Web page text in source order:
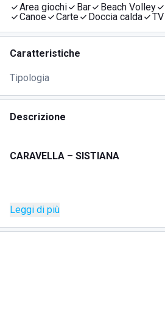
Area giochi Bar Beach Volley
Canoe
Carte Doccia calda TV
Caratteristiche
Tipologia
Descrizione
CARAVELLA – SISTIANA
Lostabilimento balneare Caravella
pittorescaSistiana,
Leggi di più